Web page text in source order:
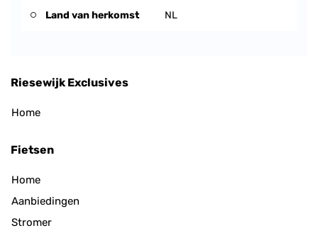
Land van herkomst NL
Riesewijk Exclusives
Home
Fietsen
Home
Aanbiedingen
Stromer